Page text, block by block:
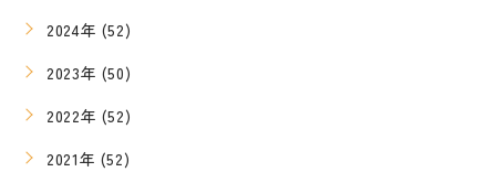
2024年 (52)
2023年 (50)
2022年 (52)
2021年 (52)